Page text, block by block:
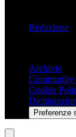
Redazione
Archivio
Community
Cookie
Preferenze